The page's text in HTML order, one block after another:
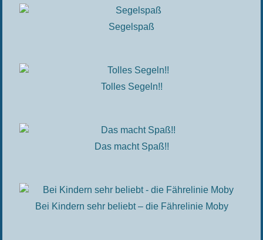
Segelspaß
Tolles Segeln!!
Das macht Spaß!!
Bei Kindern sehr beliebt – die Fährelinie Moby